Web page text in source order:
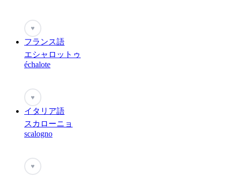
♥
フランス語
エシャロットゥ
échalote
♥
イタリア語
スカローニョ
scalogno
♥